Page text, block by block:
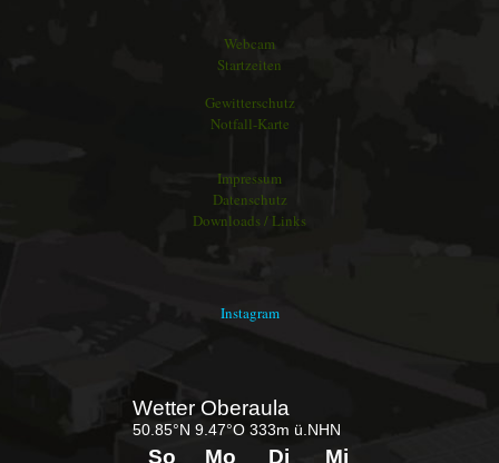
Webcam
Startzeiten
Gewitterschutz
Notfall-Karte
Impressum
Datenschutz
Downloads / Links
Instagram